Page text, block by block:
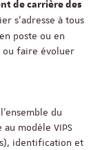
de carrière des
s'adresse à tous
poste ou en
ou faire évoluer
du
modèle VIPS
identification et